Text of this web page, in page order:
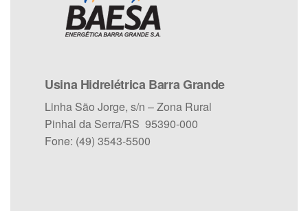
Usina Hidrelétrica Barra Grande
Linha São Jorge, s/n – Zona Rural
Pinhal da Serra/RS 95390-000
Fone: (49) 3543-5500